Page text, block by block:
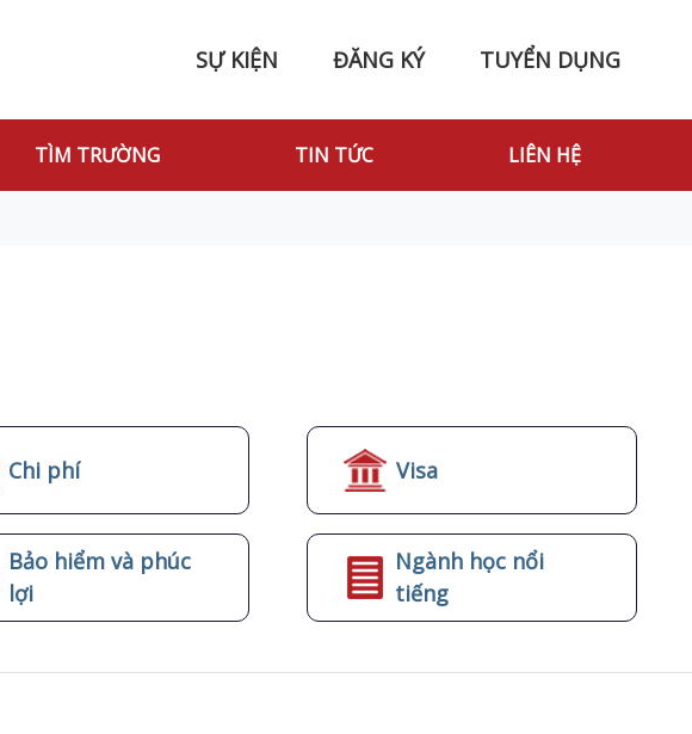
SỰ KIỆN ĐĂNG KÝ TUYỂN DỤNG
TÌM TRƯỜNG TIN TỨC LIÊN HỆ
Chi phí
Bảo hiểm và phúc
lợi
Visa
Ngành học nổi
tiếng